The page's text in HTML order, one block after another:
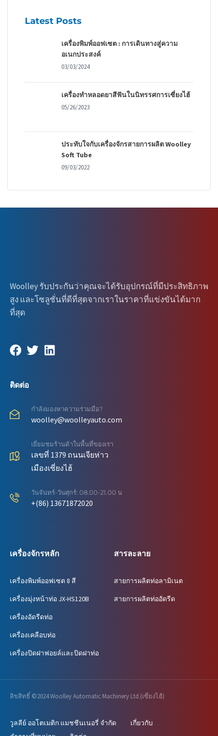
Latest Posts
เครื่องพิมพ์ออฟเซต : การเดินทางสู่ความ
อเนกประสงค์
03/03/2024
เครื่องทำหลอดยาสีฟันในนิทรรศการเซี่ยงไฮ้
05/26/2023
ประทับใจกับเครื่องจักรสายการผลิต Woolley
Soft Tube
09/03/2022
Woolley รับประกันว่าคุณจะได้รับอุปกรณ์ที่มีประสิทธิภาพ
สูง และโซลูชั่นที่ดีที่สุดจากเราในราคาที่แข่งขันได้มาก
ที่สุด
ติดต่อ
กำลังมองหาความร่วมมือ?
woolley@woolleyauto.com
เยี่ยมชมร้านค้าในพื้นที่ของเรา
เลขที่ 1379 ถนนเจียห่าว
เมืองเซี่ยงไฮ้
วันจันทร์-วันศุกร์: 08.00-21.00 น
+(86) 13671872020
เครื่องจักรหลัก
เครื่องพิมพ์ออฟเซต 8 สี
เครื่องมุ่งหน้าท่อ JX-HS120B
เครื่องอัดรีดท่อ
เครื่องเคลือบท่อ
เครื่องปิดฝาฟอยล์และปิดฝาท่อ
สารละลาย
สายการผลิตท่อลามิเนต
สายการผลิตท่ออัดรีด
ลิขสิทธิ์ ©2024 Woolley Automatic Machinery Ltd.(เซี่ยงไฮ้)
วูลลีย์ ออโตเมติก แมชชีนเนอรี่ จำกัด
เกี่ยวกับ